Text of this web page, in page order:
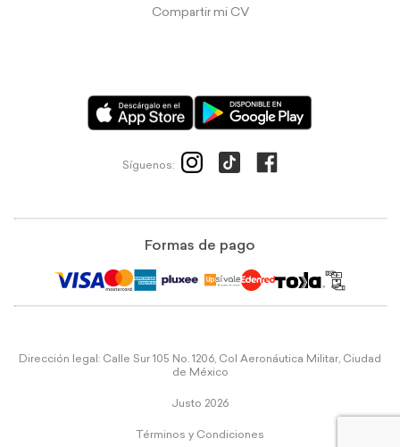
Compartir mi CV
Síguenos:
Formas de pago
Dirección legal: Calle Sur 105 No. 1206, Col Aeronáutica Militar, Ciudad
de México
Justo 2026
Términos y Condiciones